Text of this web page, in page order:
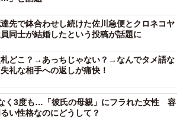
達先で鉢合わせし続けた佐川急便とクロネコヤ
同士が結婚したという投稿が話題に
札どこ？→あっちじゃない？→なんでタメ語な
礼な相手への返しが痛快！
く3度も…「彼氏の母親」にフラれた女性 容
い性格なのにどうして？